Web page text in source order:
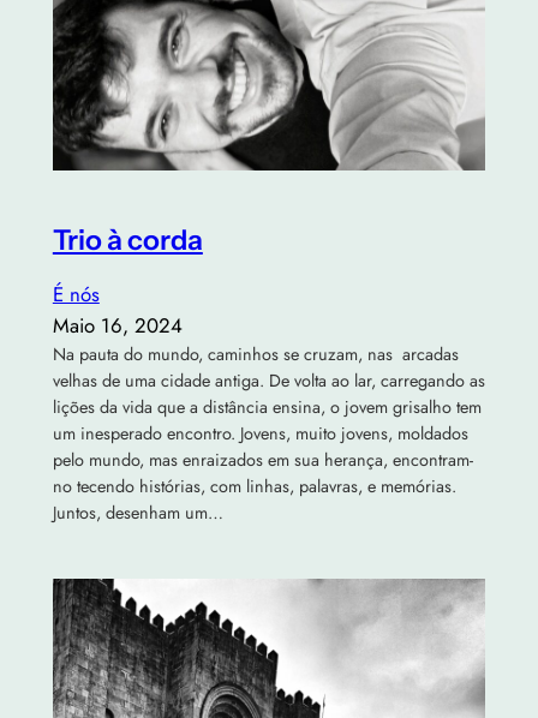
Trio à corda
É nós
Maio 16, 2024
Na pauta do mundo, caminhos se cruzam, nas arcadas
velhas de uma cidade antiga. De volta ao lar, carregando as
lições da vida que a distância ensina, o jovem grisalho tem
um inesperado encontro. Jovens, muito jovens, moldados
pelo mundo, mas enraizados em sua herança, encontram-
no tecendo histórias, com linhas, palavras, e memórias.
Juntos, desenham um…